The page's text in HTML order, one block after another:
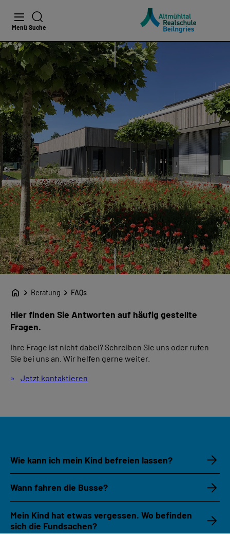
Menü Suche
FAQs
Beratung
Hier finden Sie Antworten auf häufig gestellte
Fragen.
Ihre Frage ist nicht dabei? Schreiben Sie uns oder rufen
Sie bei uns an. Wir helfen gerne weiter.
Jetzt kontaktieren
Wie kann ich mein Kind befreien lassen?
Wann fahren die Busse?
Mein Kind hat etwas vergessen. Wo befinden
sich die Fundsachen?